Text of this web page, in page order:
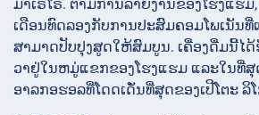
ມາເຣໂຣ. ຕາມການລາຍງານຂອງໂຮງແຮມ
ເດືອນທົດລອງກັບການປະສົມຄອມໂພເນັນ
ສາມາດປັບປຸງສູດໃຫ້ສົມບູນ. ເຄື່ອງດື່ມນີ້ໄ
ວາຢູ່ໃນຫມູ່ແຂກຂອງໂຮງແຮມ ແລະໃນທີ່ສຸ
ອາລກອຮອລທີ່ໂດດເດັ່ນທີ່ສຸດຂອງເປີໂຕະ ລິ